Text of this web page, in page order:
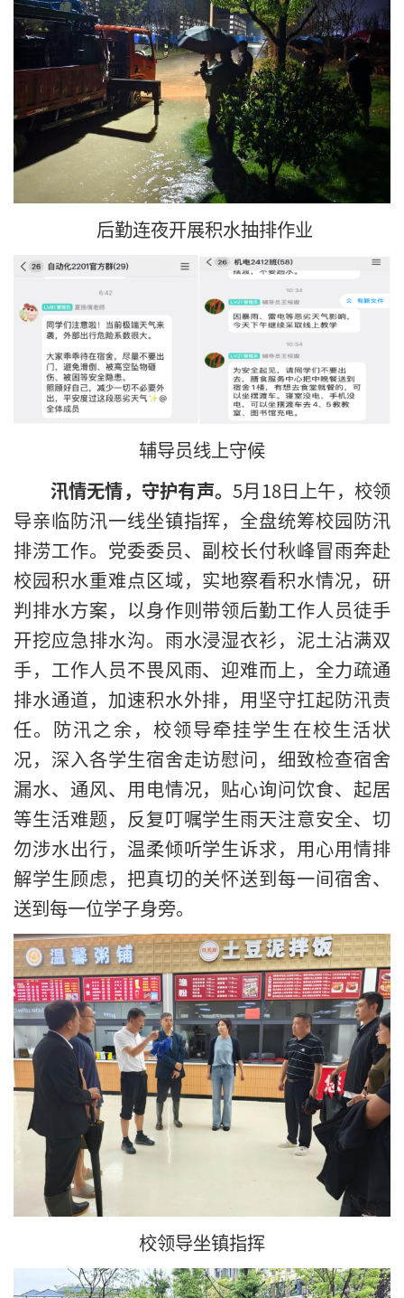
后勤连夜开展积水抽排作业
辅导员线上守候
汛情无情，守护有声。5月18日上午，校领
导亲临防汛一线坐镇指挥，全盘统筹校园防汛
排涝工作。党委委员、副校长付秋峰冒雨奔赴
校园积水重难点区域，实地察看积水情况，研
判排水方案，以身作则带领后勤工作人员徒手
开挖应急排水沟。雨水浸湿衣衫，泥土沾满双
手，工作人员不畏风雨、迎难而上，全力疏通
排水通道，加速积水外排，用坚守扛起防汛责
任。防汛之余，校领导牵挂学生在校生活状
况，深入各学生宿舍走访慰问，细致检查宿舍
漏水、通风、用电情况，贴心询问饮食、起居
等生活难题，反复叮嘱学生雨天注意安全、切
勿涉水出行，温柔倾听学生诉求，用心用情排
解学生顾虑，把真切的关怀送到每一间宿舍、
送到每一位学子身旁。
校领导坐镇指挥